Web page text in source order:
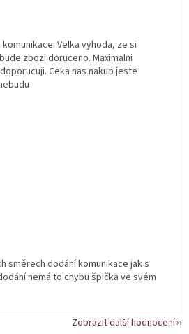
je 5 z 5 hvězdiček.
Velka vyhoda, ze si
zbozi doruceno. Maximalni
Ceka nas nakup jeste
je 5 z 5 hvězdiček.
je 5 z 5 hvězdiček.
směrech dodání komunikace jak s
nemá to chybu špička ve svém
Zobrazit další hodnocení